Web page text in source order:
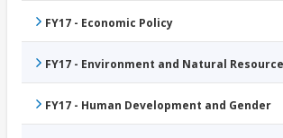
FY17 - Economic Policy
FY17 - Environment and Natural
FY17 - Human Development and Gender